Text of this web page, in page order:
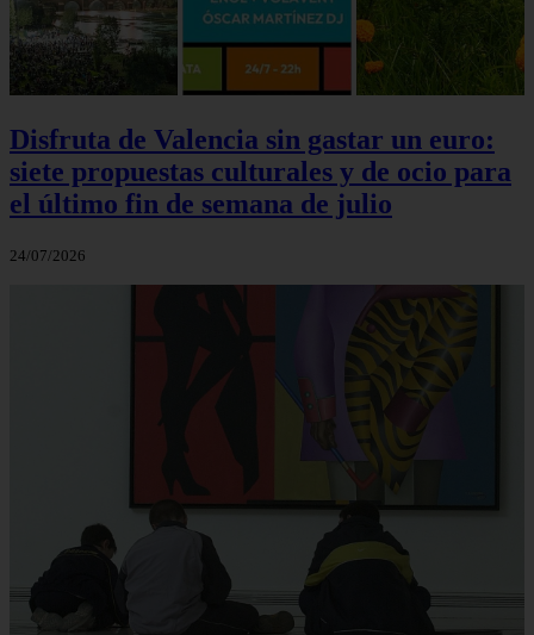
Disfruta de Valencia sin gastar un euro:
siete propuestas culturales y de ocio para
el último fin de semana de julio
24/07/2026